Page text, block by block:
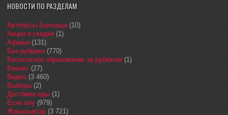
НОВОСТИ ПО РАЗДЕЛАМ
Автобусы Балхаша(10)
Акции и скидки (1)
Афиша(131)
Без рубрики (770)
Бесплатное образование за рубежом (1)
Бизнес (27)
Видео (3 460)
Выборы (2)
Доставка еды (1)
Еске алу (979)
Жаңалықтар (3 721)